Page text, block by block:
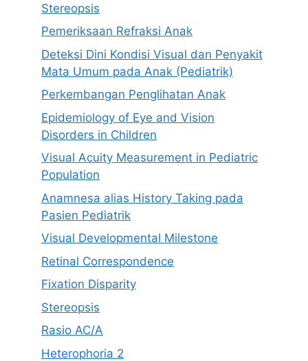
Stereopsis
Pemeriksaan Refraksi Anak
Deteksi Dini Kondisi Visual dan Penyakit
Mata Umum pada Anak (Pediatrik)
Perkembangan Penglihatan Anak
Epidemiology of Eye and Vision
Disorders in Children
Visual Acuity Measurement in Pediatric
Population
Anamnesa alias History Taking pada
Pasien Pediatrik
Visual Developmental Milestone
Retinal Correspondence
Fixation Disparity
Stereopsis
Rasio AC/A
Heterophoria 2